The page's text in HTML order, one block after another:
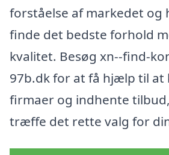
forståelse af markedet og
finde det bedste forhold
kvalitet. Besøg xn--find-
97b.dk for at få hjælp til at
firmaer og indhente
træffe det rette valg for